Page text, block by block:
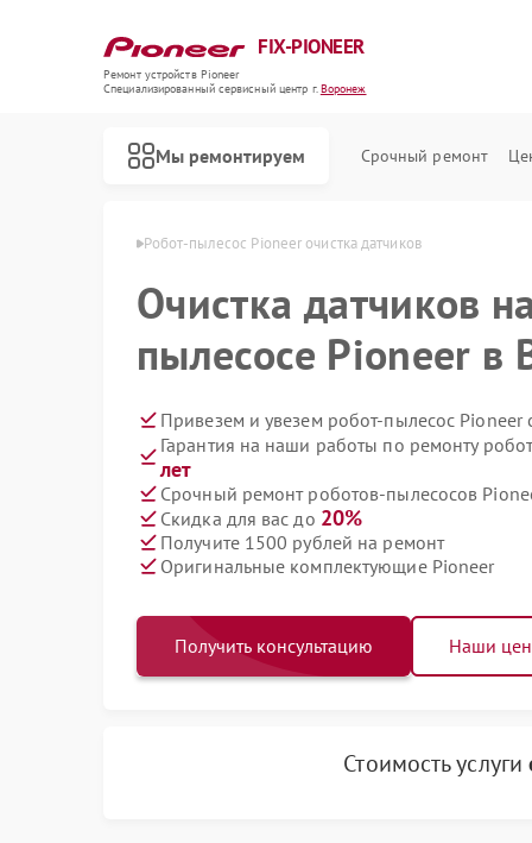
FIX-PIONEER
Ремонт устройств Pioneer
Специализированный cервисный центр г.Воронеж
Мы ремонтируем Срочный ремонт
в Воронеже Робот-пылесос Pioneer очистка датчиков
Очистка датчиков
пылесосе Pioneer в
Привезем и увезем робот-пылесос Pioneer
Гарантия на наши работы по ремонту
лет
Срочный ремонт роботов-пылесосов
Скидка для вас до 20%
Получите 1500 рублей на ремонт
Оригинальные комплектующие Pioneer
Получить консультацию Наши
Стоимость услуги